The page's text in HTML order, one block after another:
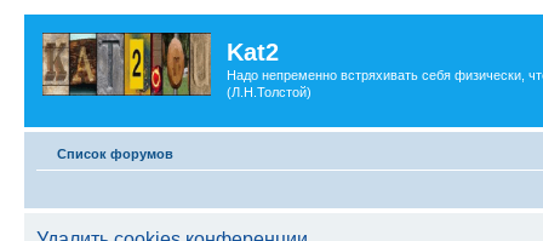
Kat2
Надо непременно встряхивать себя физически,
(Л.Н.Толстой)
Список форумов